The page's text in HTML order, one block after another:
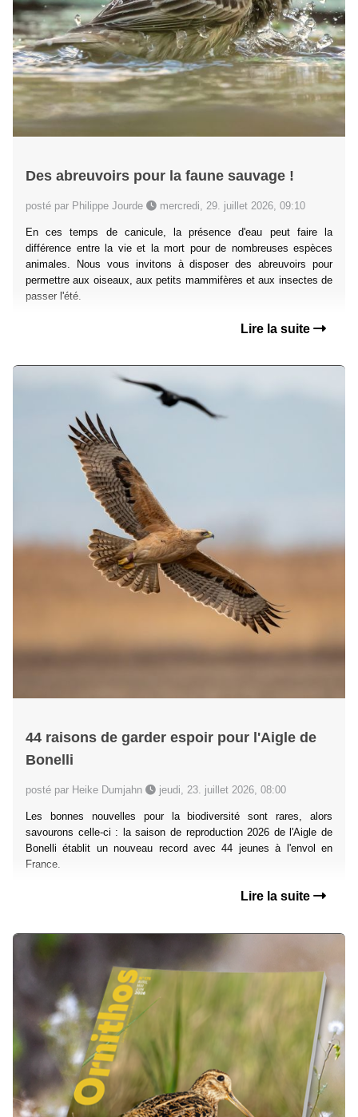
Des abreuvoirs pour la faune sauvage !
posté par Philippe Jourde mercredi, 29. juillet 2026, 09:10
En ces temps de canicule, la présence d'eau peut faire la
différence entre la vie et la mort pour de nombreuses espèces
animales. Nous vous invitons à disposer des abreuvoirs pour
permettre aux oiseaux, aux petits mammifères et aux insectes de
passer l'été.
Lire la suite
44 raisons de garder espoir pour l'Aigle de
Bonelli
posté par Heike Dumjahn jeudi, 23. juillet 2026, 08:00
Les bonnes nouvelles pour la biodiversité sont rares, alors
savourons celle-ci : la saison de reproduction 2026 de l'Aigle de
Bonelli établit un nouveau record avec 44 jeunes à l'envol en
France.
Lire la suite